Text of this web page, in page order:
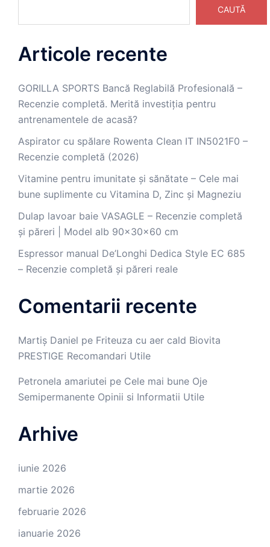
CAUTĂ
Articole recente
GORILLA SPORTS Bancă Reglabilă Profesională –
Recenzie completă. Merită investiția pentru
antrenamentele de acasă?
Aspirator cu spălare Rowenta Clean IT IN5021F0 –
Recenzie completă (2026)
Vitamine pentru imunitate și sănătate – Cele mai
bune suplimente cu Vitamina D, Zinc și Magneziu
Dulap lavoar baie VASAGLE – Recenzie completă
și păreri | Model alb 90x30x60 cm
Espressor manual De’Longhi Dedica Style EC 685
– Recenzie completă și păreri reale
Comentarii recente
Martiș Daniel pe Friteuza cu aer cald Biovita
PRESTIGE Recomandari Utile
Petronela amariutei pe Cele mai bune Oje
Semipermanente Opinii si Informatii Utile
Arhive
iunie 2026
martie 2026
februarie 2026
ianuarie 2026